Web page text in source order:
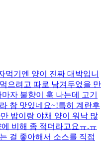
먹기엔 양이 진짜 대박입니
으려고 따로 남겨두었을 만
자 불향이 훅 나는데 고기
참 맛있네요~!특히 계란후
밥이랑 야채 양이 워낙 많
비해 좀 적더라고요ㅠ.ㅠ
걸 좋아해서 소스를 직접